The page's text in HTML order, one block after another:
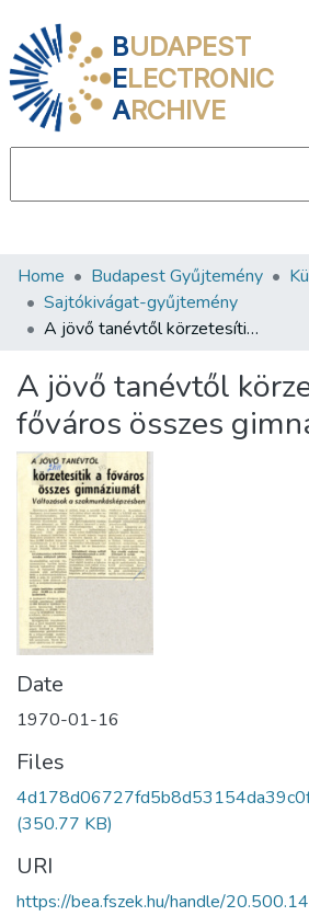
BUDAPEST
ELECTRONIC
ARCHIVE
Communities & Collections
All of DSpace
About us
Home Budapest Gyűjtemény
Sajtókivágat-gyűjtemény
A jövő tanévtől körzetesítik a főváros összes gimnáziumát
A jövő tanévtől
főváros összes
Date
1970-01-16
Files
(350.77 KB)
URI
https://bea.fszek.hu/handle/